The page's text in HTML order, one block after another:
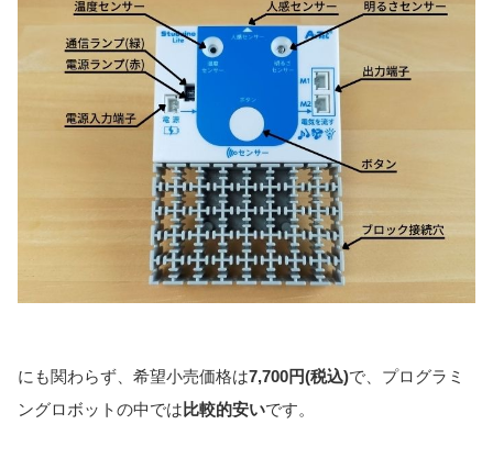
にも関わらず、希望小売価格は7,700円(税込)で、プログラミ
ングロボットの中では 比較的安いです。